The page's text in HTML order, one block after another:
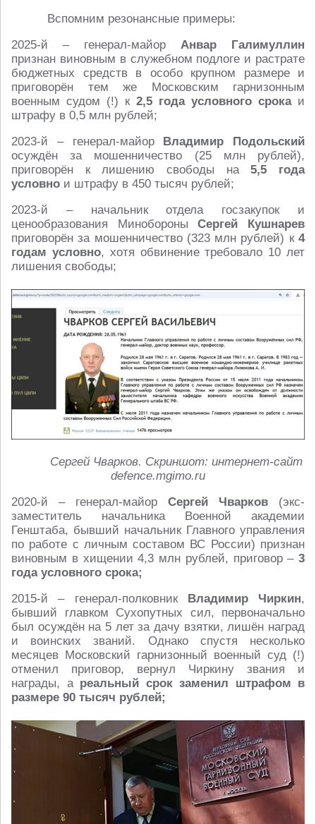
Вспомним резонансные примеры:
2025-й – генерал-майор Анвар Галимуллин
признан виновным в служебном подлоге и растрате
бюджетных средств в особо крупном размере и
приговорён тем же Московским гарнизонным
военным судом (!) к 2,5 года условного срокаи
штрафу в 0,5 млн рублей;
2023-й – генерал-майор Владимир Подольский
осуждён за мошенничество (25 млн рублей),
приговорён к лишению свободы на5,5 года
условно и штрафу в 450 тысяч рублей;
2023-й – начальник отдела госзакупок и
ценообразования МинобороныСергей Кушнарев
приговорён за мошенничество (323 млн рублей) к 4
годам условно, хотя обвинение требовало 10 лет
лишения свободы;
Сергей Чварков. Скриншот: интернет-сайт
defence.mgimo.ru
2020-й – генерал-майор Сергей Чварков (экс-
заместитель начальника Военной академии
Генштаба, бывший начальник Главного управления
по работе с личным составом ВС России) признан
виновным в хищении 4,3 млн рублей, приговор – 3
года условного срока;
2015-й – генерал-полковник Владимир Чиркин,
бывший главком Сухопутных сил, первоначально
был осуждён на 5 лет за дачу взятки, лишён наград
и воинских званий. Однако спустя несколько
месяцев Московский гарнизонный военный суд (!)
отменил приговор, вернул Чиркину звания и
награды, а реальный срок заменил штрафом в
размере 90 тысяч рублей;